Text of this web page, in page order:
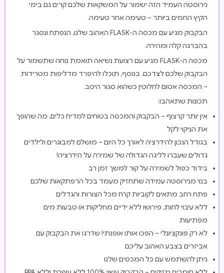
נירוסטה העמיד הזה ישמור על המשקאות שלכם קרים גם בימי
הקיץ החמים ביותר – טעימה אחר טעימה.
הבקבוק מגיע עם מכסה ה-FLASK האהוב שלנו, הנפתח ונסגר
בהברגה קלה ומהירה.
מכסה ה-FLASK מגיע עם רצועת נשיאה תואמת נוחה שתשמור על
הבקבוק שלכם לצדכם. בנוסף, תוכלו להיפרד מדליפות מטרידות
– המכסה אטום לחלוטין כשהוא סגור היטב.
תכונות שתאהבו:
אין יותר קרצוף – הבקבוק והמכסה בטוחים למדיח כלים, מה שהופך
את הניקוי לקל
בגודל הנכון להידרציה לאורך כל היום – מושלם למבוגרים ולילדים
גדולים שעברו לליגה הגדולה של שמירה על הידרציה!
בידוד כפול לשמירה על קור למשך זמן רב
בנוי מנירוסטה עמידה שתחזיק מעמד בכל הרפתקאות שלכם
פתח רחב מתאים לקוביות קרח מכל הצורות והגדלים
ללא עיבוי לחות, פירושו ללא ידיים מחליקות או טבעות מים
מפתיעות
לא רק פונקציונלי – הפכו אותו אופנתי! שדרגו את הבקבוק עם
אביזרים בצבע האהוב עליכם
ניתן להשתמש עם כל המכסים שלנו